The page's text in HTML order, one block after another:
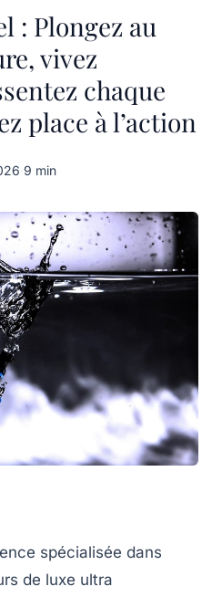
: Plongez au
vivez
chaque
place à l’action
·9 min
spécialisée dans
de luxe ultra